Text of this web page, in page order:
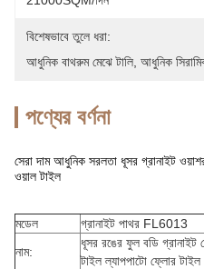
বিশেষভাবে তুলে ধরা:
আধুনিক বাথরুম মেঝে টালি আধুনিক
পণ্যের বর্ণনা
সেরা দাম আধুনিক সরলতা ধূসর গ্রানাইট
ওয়াল টাইল
মডেল
গ্রানাইট পাথর FL6013
নাম:
ধূসর রঙের ফুল বডি গ্রানাইট
টাইল ল্যাপপাটো ফ্লোর টাইল